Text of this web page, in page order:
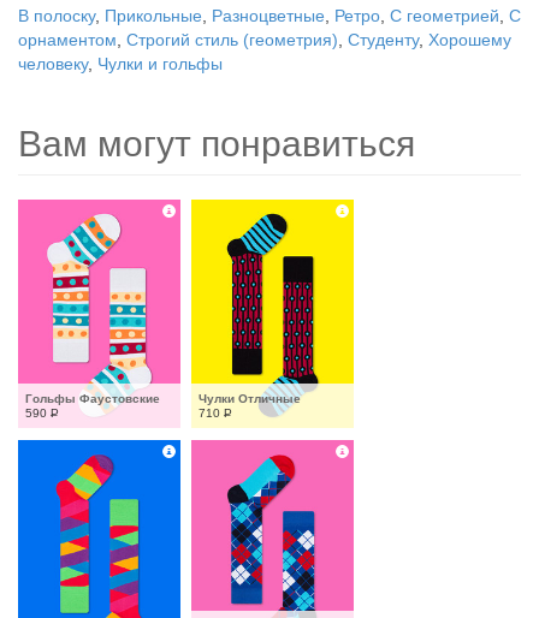
В полоску, Прикольные Разноцветные Ретро С геометрией С
орнаментом Строгий стиль (геометрия) Студенту, Хорошему
человеку, Чулки и гольфы
Вам могут понравиться
Гольфы Фаустовские
590 Р
Чулки Отличные
710 Р